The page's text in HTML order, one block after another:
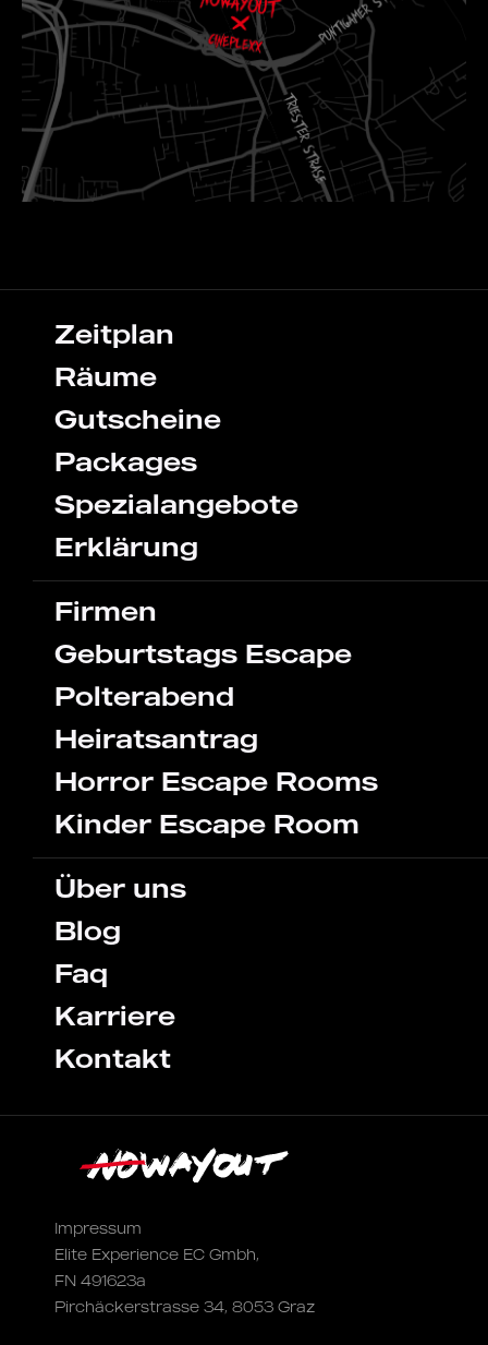
Impressum
Elite Experience EC Gmbh,
FN 491623a
Pirchäckerstrasse 34, 8053 Graz
Zeitplan
Räume
Gutscheine
Packages
Spezialangebote
Erklärung
Firmen
Geburtstags Escape
Polterabend
Heiratsantrag
Horror Escape Rooms
Kinder Escape Room
Über uns
Blog
Faq
Karriere
Kontakt